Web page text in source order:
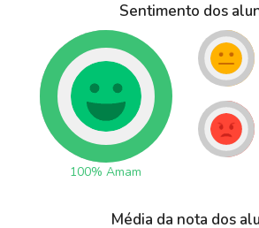
Sentimento dos
100% Amam
Média da nota dos